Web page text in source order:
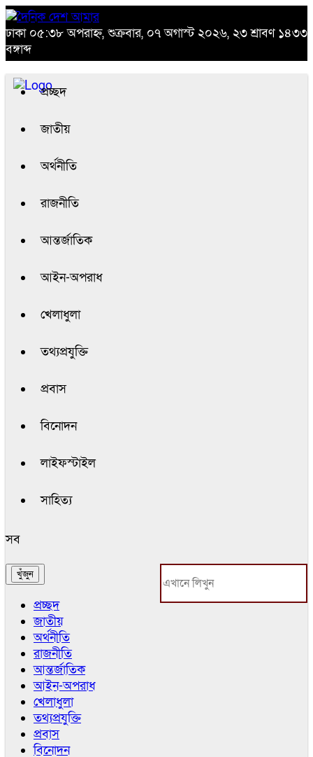
ঢাকা ০৫:৩৮ অপরাহ্ন, শুক্রবার, ০৭ অগাস্ট ২০২৬, ২৩ শ্রাবণ ১৪৩৩
বঙ্গাব্দ
প্রচ্ছদ
জাতীয়
অর্থনীতি
রাজনীতি
আন্তর্জাতিক
আইন-অপরাধ
খেলাধুলা
তথ্যপ্রযুক্তি
প্রবাস
বিনোদন
লাইফস্টাইল
সাহিত্য
সব
প্রচ্ছদ
জাতীয়
অর্থনীতি
রাজনীতি
আন্তর্জাতিক
আইন-অপরাধ
খেলাধুলা
তথ্যপ্রযুক্তি
প্রবাস
বিনোদন